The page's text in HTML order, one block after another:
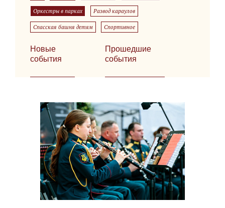
Оркестры в парках Развод караулов
Спасская башня детям Спортивное
Новые
события
Прошедшие
события